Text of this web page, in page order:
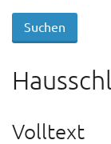
Volltext